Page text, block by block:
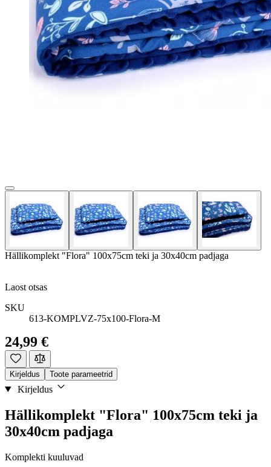
Hällikomplekt "Flora" 100x75cm teki ja 30x40cm padjaga
Laost otsas
SKU
613-KOMPLVZ-75x100-Flora-M
24,99 €
Kirjeldus Toote parameetrid
Kirjeldus
Hällikomplekt "Flora" 100x75cm teki ja
30x40cm padjaga
Komplekti kuuluvad